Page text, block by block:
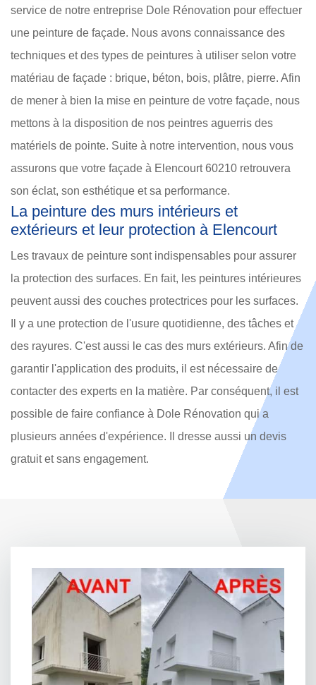
service de notre entreprise Dole Rénovation pour effectuer
une peinture de façade. Nous avons connaissance des
techniques et des types de peintures à utiliser selon votre
matériau de façade : brique, béton, bois, plâtre, pierre. Afin
de mener à bien la mise en peinture de votre façade, nous
mettons à la disposition de nos peintres aguerris des
matériels de pointe. Suite à notre intervention, nous vous
assurons que votre façade à Elencourt 60210 retrouvera
son éclat, son esthétique et sa performance.
La peinture des murs intérieurs et
extérieurs et leur protection à Elencourt
Les travaux de peinture sont indispensables pour assurer
la protection des surfaces. En fait, les peintures intérieures
peuvent aussi des couches protectrices pour les surfaces.
Il y a une protection de l'usure quotidienne, des tâches et
des rayures. C'est aussi le cas des murs extérieurs. Afin de
garantir l'application des produits, il est nécessaire de
contacter des experts en la matière. Par conséquent, il est
possible de faire confiance à Dole Rénovation qui a
plusieurs années d'expérience. Il dresse aussi un devis
gratuit et sans engagement.